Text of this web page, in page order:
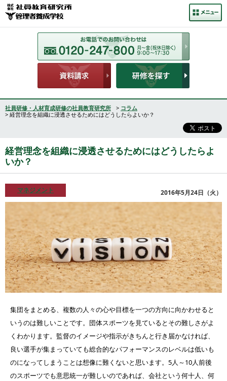
社員研修・人材育成研修の社員教育研究所 > コラム
> 経営理念を組織に浸透させるためにはどうしたらよいか？
経営理念を組織に浸透させるためにはどうしたらよ
いか？
マネジメント 2016年5月24日（火）
集団をまとめる、複数の人々の心や目標を一つの方向に向かわせると
いうのは難しいことです。団体スポーツを見ているとその難しさがよ
くわかります。監督のイメージや指示がきちんと行き届かなければ、
良い選手が集まっていても総合的なパフォーマンスのレベルは低いも
のになってしまうことは想像に難くないと思います。5人～10人前後
のスポーツでも意思統一が難しいのであれば、会社という何十人、何